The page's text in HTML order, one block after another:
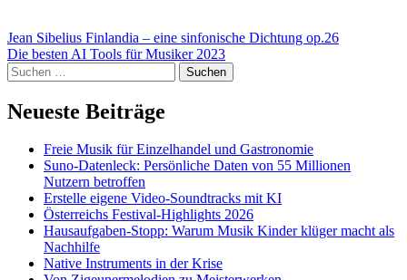
Beitragsnavigation
Jean Sibelius Finlandia – eine sinfonische Dichtung op.26
Die besten AI Tools für Musiker 2023
Suchen
nach:
Neueste Beiträge
Freie Musik für Einzelhandel und Gastronomie
Suno-Datenleck: Persönliche Daten von 55 Millionen
Nutzern betroffen
Erstelle eigene Video-Soundtracks mit KI
Österreichs Festival-Highlights 2026
Hausaufgaben-Stopp: Warum Musik Kinder klüger macht als
Nachhilfe
Native Instruments in der Krise